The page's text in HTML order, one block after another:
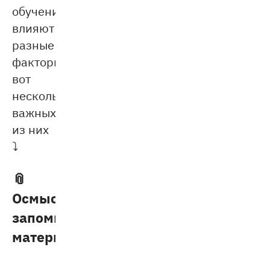
обучения
влияют
разные
факторы,
вот
несколько
важных
из них
⤵
📎
Осмысленность
запоминаемого
материала